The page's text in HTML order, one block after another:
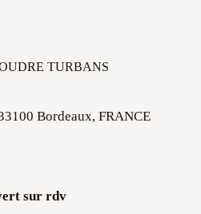
TURBANS
Bordeaux, FRANCE
sur rdv